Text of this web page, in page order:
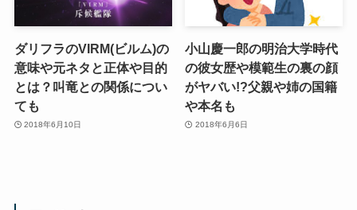
ダリフラのVIRM(ビルム)の
意味や元ネタと正体や目的
とは？叫竜との関係につい
ても
2018年6月10日
小山慶一郎の明治大学時代
の彼女歴や模範生の裏の顔
がヤバい!?父親や姉の国籍
や本名も
2018年6月6日